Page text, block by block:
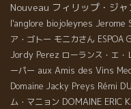
Nouveau フィリップ・ジャ
l'anglore biojoleynes Jerome
ア・ゴトー モニカさん ESPOA
Jordy Perez ローランス・エ
ーパー aux Amis des Vins
Domaine Jacky Preys Rémi
ム・マニョン DOMAINE ERIC